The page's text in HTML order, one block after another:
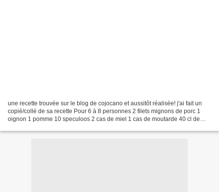
une recette trouvée sur le blog de cojocano et aussitôt réalisée! j'ai fait un
copié/collé de sa recette Pour 6 à 8 personnes 2 filets mignons de porc 1
oignon 1 pomme 10 speculoos 2 cas de miel 1 cas de moutarde 40 cl de